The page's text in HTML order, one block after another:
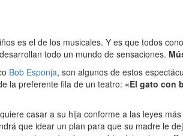
es el de los musicales. Y es que todos
todo un mundo de sensaciones.
Bob Esponja, son algunos de estos
la preferente fila de un teatro: «El gato con
casar a su hija conforme a las leyes
que idear un plan para que su madre le